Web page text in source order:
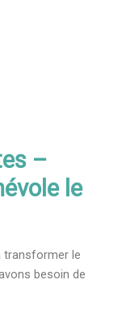
–
le
transformer le
besoin de